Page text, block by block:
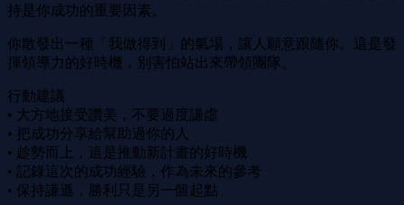
持是你成功的重要因素。
你散發出一種「我做得到」的氣場，讓人願意跟隨你。這是發
揮領導力的好時機，別害怕站出來帶領團隊。
行動建議
• 大方地接受讚美，不要過度謙虛
• 把成功分享給幫助過你的人
• 趁勢而上，這是推動新計畫的好時機
• 記錄這次的成功經驗，作為未來的參考
• 保持謙遜，勝利只是另一個起點